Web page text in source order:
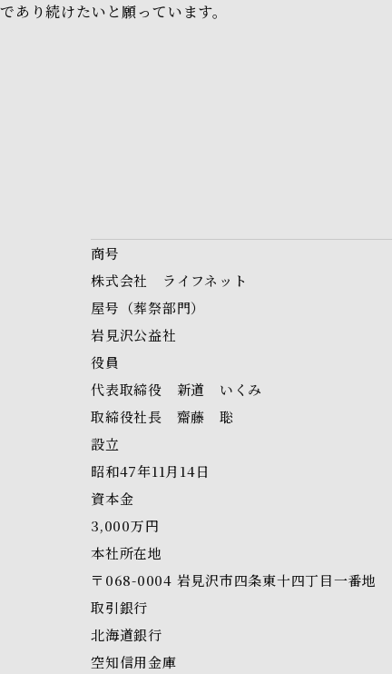
であり続けたいと願っています。
商号
株式会社 ライフネット
屋号 （葬祭部門）
岩見沢公益社
役員
代表取締役 新道 いくみ
取締役社長 齋藤 聡
設立
昭和47年11月14日
資本金
3,000万円
本社所在地
〒068-0004 岩見沢市四条東十四丁目一番地
取引銀行
北海道銀行
空知信用金庫